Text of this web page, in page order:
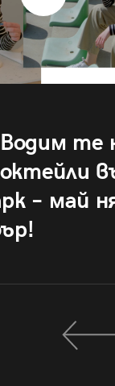
те
– май